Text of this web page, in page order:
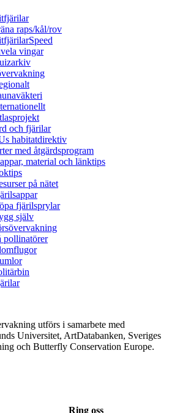
raps/kål/rov
vingar
och fjärilar
habitatdirektiv
med åtgärdsprogram
material och länktips
på nätet
fjärilsprylar
själv
pollinatörer
utförs i samarbete med
Universitet, ArtDatabanken, Sveriges
och Butterfly Conservation Europe.
Ring oss